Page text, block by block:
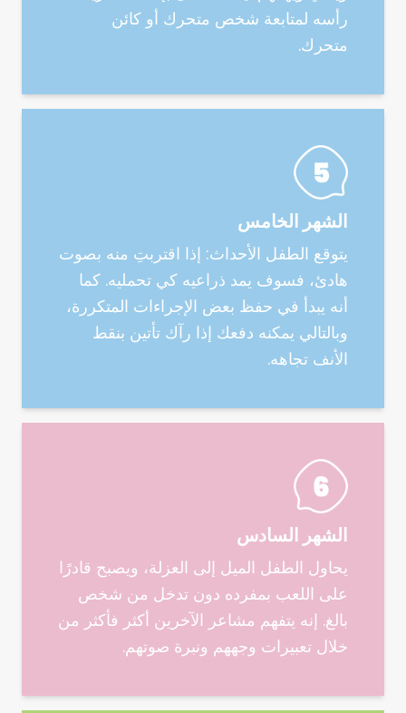
رأسه لمتابعة شخص متحرك أو كائن
متحرك.
الشهر الخامس
يتوقع الطفل الأحداث: إذا اقتربتِ منه بصوت
هادئ، فسوف يمد ذراعيه كي تحمليه. كما
أنه يبدأ في حفظ بعض الإجراءات المتكررة،
وبالتالي يمكنه دفعك إذا رآك تأتين بنقط
الأنف تجاهه.
الشهر السادس
يحاول الطفل الميل إلى العزلة، ويصبح قادرًا
على اللعب بمفرده دون تدخل من شخص
بالغ. إنه يتفهم مشاعر الآخرين أكثر فأكثر من
خلال تعبيرات وجههم ونبرة صوتهم.